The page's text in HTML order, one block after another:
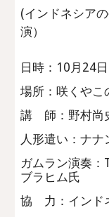
(インドネシア
演）
日時：10月24
場所：咲くやこ
講 師：野村尚
人形遣い：ナ
ガムラン演奏：
ブラヒム氏
協 力：インド